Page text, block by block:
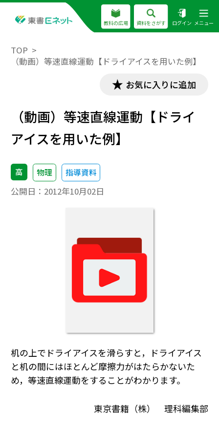
教科の広場 資料をさがす ログイン メニュー
TOP
（動画）等速直線運動【ドライアイスを用いた例】
お気に入りに追加
（動画）等速直線運動【ドライ
アイスを用いた例】
高 物理 指導資料
公開日： 2012年10月02日
机の上でドライアイスを滑らすと，ドライアイス
と机の間にはほとんど摩擦力がはたらかないた
め，等速直線運動をすることがわかります。
東京書籍（株） 理科編集部